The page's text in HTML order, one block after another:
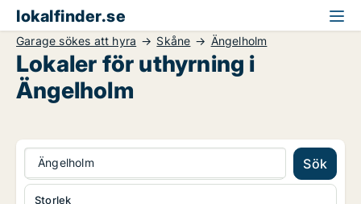
lokalfinder.se
Garage sökes att hyra Skåne Ängelholm
Lokaler för uthyrning i
Ängelholm
Ängelholm Sök
Storlek